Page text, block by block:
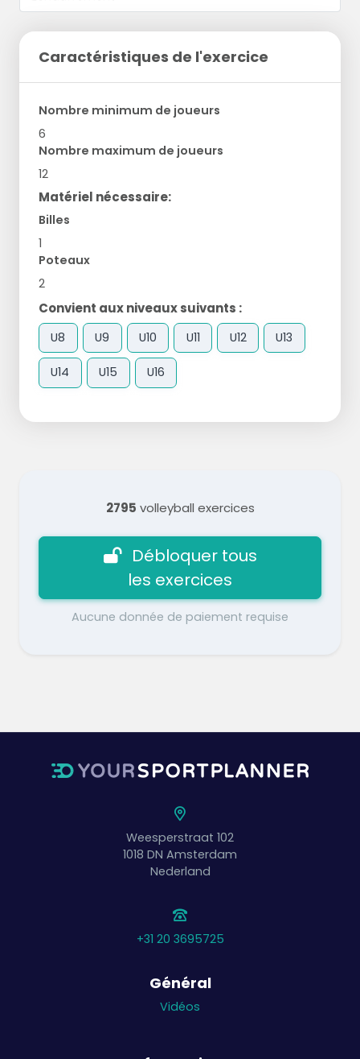
Caractéristiques de l'exercice
Nombre minimum de joueurs
6
Nombre maximum de joueurs
12
Matériel nécessaire:
Billes
1
Poteaux
2
Convient aux niveaux suivants :
U8 U9 U10 U11 U12 U13
U14 U15 U16
2795 volleyball exercices
Débloquer tous
les exercices
Aucune donnée de paiement requise
Weesperstraat 102
1018 DN Amsterdam
Nederland
+31 20 3695725
Général
Vidéos